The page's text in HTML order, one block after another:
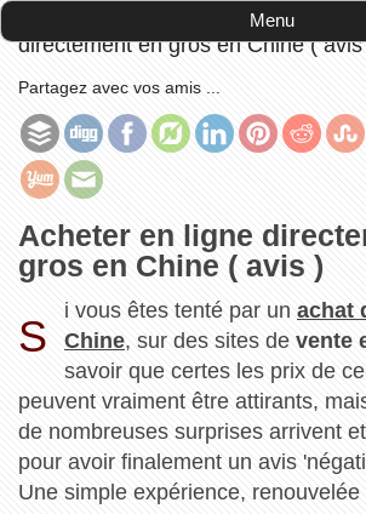
avis consommateurs
directement en gros en Chine (
Partagez avec vos amis ...
Acheter en ligne
gros en Chine ( avis )
S
i vous êtes tenté par unachat
Chine, sur des sites devente
savoir que certes les prix de
peuvent vraiment être attirants,
de nombreuses surprises arrivent
pour avoir finalement un avis
Une simple expérience,
Menu